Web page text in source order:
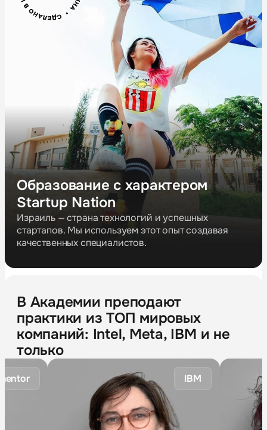
Образование с характером
Startup Nation
Израиль — страна технологий и успешных
стартапов. Мы используем этот опыт создавая
качественных специалистов.
В Академии преподают
практики из ТОП мировых
компаний: Intel, Meta, IBM и не
только